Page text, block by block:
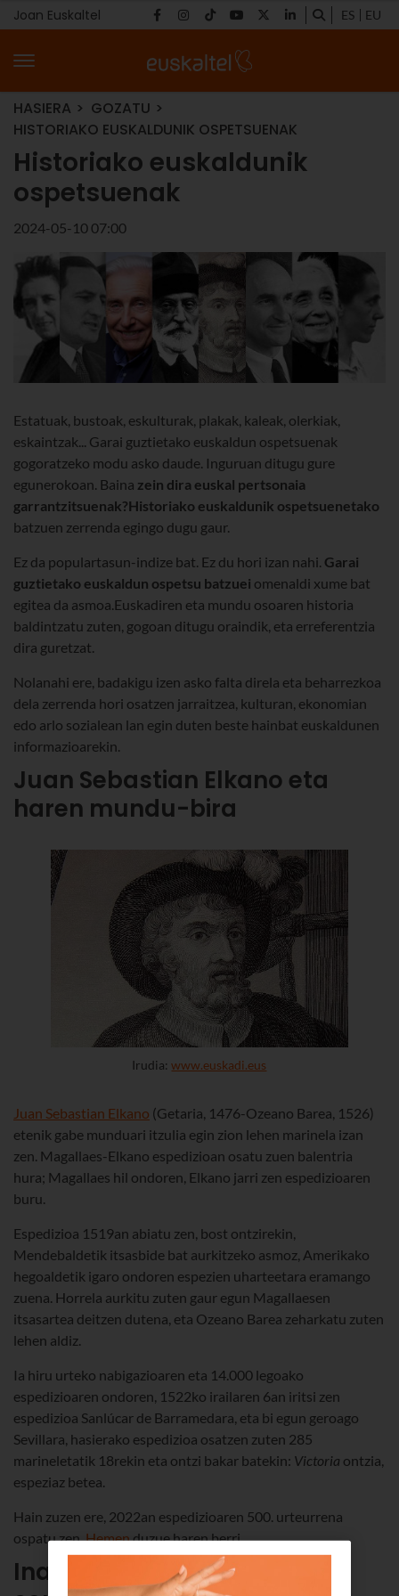
Joan Euskaltel ES EU
HASIERA
GOZATU
HISTORIAKO EUSKALDUNIK OSPETSUENAK
Historiako euskaldunik
ospetsuenak
2024-05-10 07:00
Estatuak, bustoak, eskulturak, plakak, kaleak, olerkiak,
eskaintzak... Garai guztietako euskaldun ospetsuenak
gogoratzeko modu asko daude. Inguruan ditugu gure
egunerokoan. Baina zein dira euskal pertsonaia
garrantzitsuenak?Historiako euskaldunik ospetsuenetako
batzuen zerrenda egingo dugu gaur.
Ez da populartasun-indize bat. Ez du hori izan nahi. Garai
guztietako euskaldun ospetsu batzuei omenaldi xume bat
egitea da asmoa.Euskadiren eta mundu osoaren historia
baldintzatu zuten, gogoan ditugu oraindik, eta erreferentzia
dira guretzat.
Nolanahi ere, badakigu izen asko falta direla eta beharrezkoa
dela zerrenda hori osatzen jarraitzea, kulturan, ekonomian
edo arlo sozialean lan egin duten beste hainbat euskaldunen
informazioarekin.
Juan Sebastian Elkano eta
haren mundu-bira
Irudia:www.euskadi.eus
Juan Sebastian Elkano (Getaria, 1476-Ozeano Barea, 1526)
etenik gabe munduari itzulia egin zion lehen marinela izan
zen. Magallaes-Elkano espedizioan osatu zuen balentria
hura; Magallaes hil ondoren, Elkano jarri zen espedizioaren
buru.
Espedizioa 1519an abiatu zen, bost ontzirekin,
Mendebaldetik itsasbide bat aurkitzeko asmoz, Amerikako
hegoaldetik igaro ondoren espezien uharteetara eramango
zuena. Horrela aurkitu zuten gaur egun Magallaesen
itsasartea deitzen dutena, eta Ozeano Barea zeharkatu zuten
lehen aldiz.
Ia hiru urteko nabigazioaren eta 14.000 legoako
espedizioaren ondoren, 1522ko irailaren 6an iritsi zen
espedizioa Sanlúcar de Barramedara, eta bi egun geroago
Sevillara, hasierako espedizioa osatzen zuten 285
marineletatik 18rekin eta ontzi bakar batekin: Victoria ontzia,
espeziaz betea.
Hain zuzen ere, 2022an espedizioaren 500. urteurrena
ospatu zen.Hemenduzue haren berri.
Inazio Loiolakoa, Jesuiten